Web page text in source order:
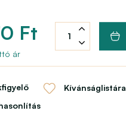
Ft
ár
Kívánságlistára